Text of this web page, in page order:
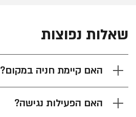
שאלות נפוצות
האם קיימת חניה במקום?
האם הפעילות נגישה?